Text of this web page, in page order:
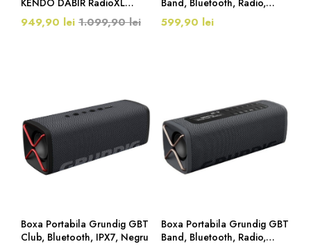
KENDO DABIR RadioXL
21EX, CD, Ceas, Alarma,
Bluetooth, DAB+, FM, Radio
949,90 lei 1.099,90 lei
Band, Bluetooth, Radio,
DAB+, Verde
599,90 lei
Boxa Portabila Grundig GBT
Club, Bluetooth, IPX7, Negru
Boxa Portabila Grundig GBT
Band, Bluetooth, Radio,